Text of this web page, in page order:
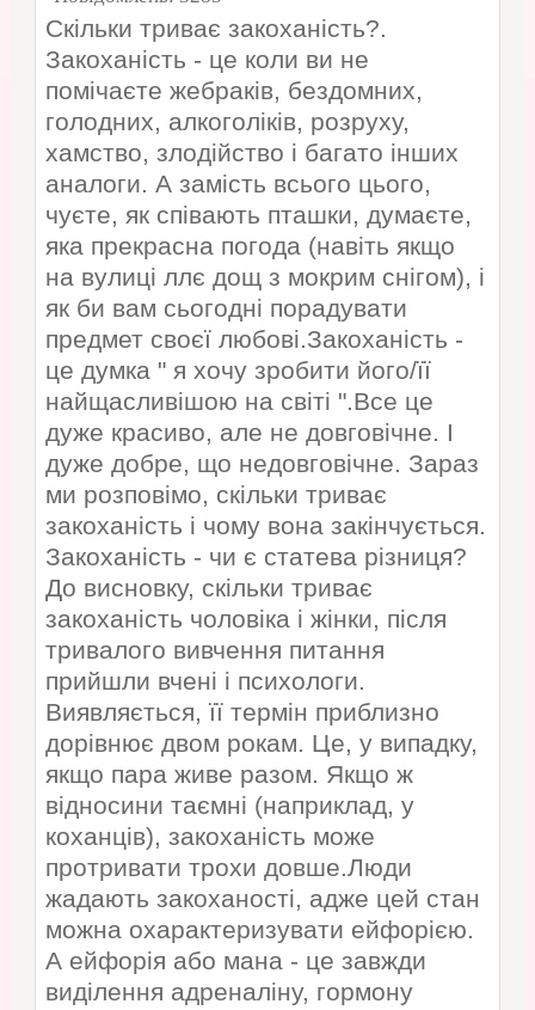
Скільки триває закоханість?.
Закоханість - це коли ви не
помічаєте жебраків, бездомних,
голодних, алкоголіків, розруху,
хамство, злодійство і багато інших
аналоги. А замість всього цього,
чуєте, як співають пташки, думаєте,
яка прекрасна погода (навіть якщо
на вулиці ллє дощ з мокрим снігом), і
як би вам сьогодні порадувати
предмет своєї любові.Закоханість -
це думка " я хочу зробити його/її
найщасливішою на світі ".Все це
дуже красиво, але не довговічне. І
дуже добре, що недовговічне. Зараз
ми розповімо, скільки триває
закоханість і чому вона закінчується.
Закоханість - чи є статева різниця?
До висновку, скільки триває
закоханість чоловіка і жінки, після
тривалого вивчення питання
прийшли вчені і психологи.
Виявляється, її термін приблизно
дорівнює двом рокам. Це, у випадку,
якщо пара живе разом. Якщо ж
відносини таємні (наприклад, у
коханців), закоханість може
протривати трохи довше.Люди
жадають закоханості, адже цей стан
можна охарактеризувати ейфорією.
А ейфорія або мана - це завжди
виділення адреналіну, гормону